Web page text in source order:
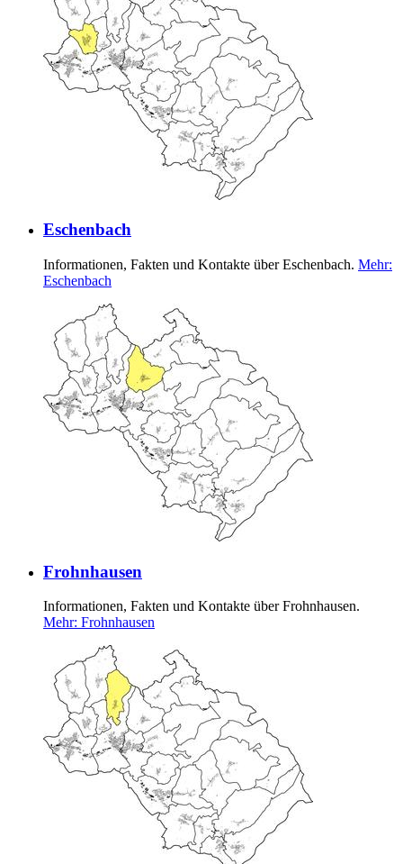
Eschenbach
Informationen, Fakten und Kontakte über Eschenbach. Mehr:
Eschenbach
Frohnhausen
Informationen, Fakten und Kontakte über Frohnhausen.
Mehr: Frohnhausen